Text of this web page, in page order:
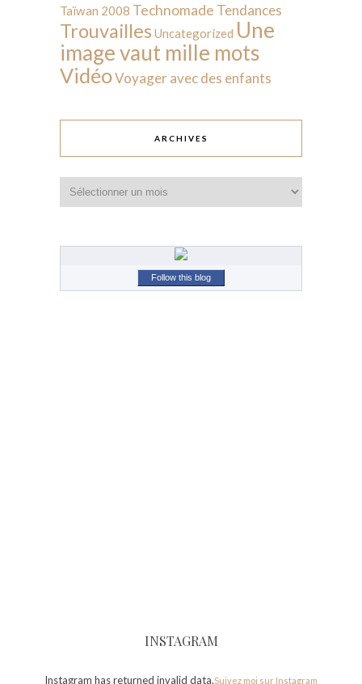
Taïwan 2008 Technomade Tendances
Trouvailles Uncategorized Une
image vaut mille mots
VidéoVoyager avec des enfants
ARCHIVES
Follow this blog
INSTAGRAM
Instagram has returned invalid data.Suivez moi sur Instagram